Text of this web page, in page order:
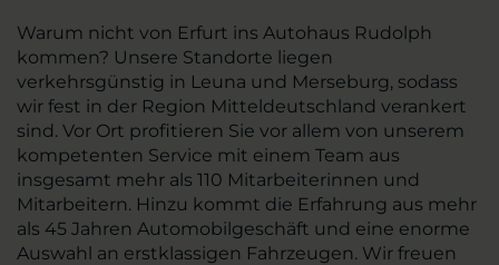
Warum nicht von Erfurt ins Autohaus Rudolph
kommen? Unsere Standorte liegen
verkehrsgünstig in Leuna und Merseburg, sodass
wir fest in der Region Mitteldeutschland verankert
sind. Vor Ort profitieren Sie vor allem von unserem
kompetenten Service mit einem Team aus
insgesamt mehr als 110 Mitarbeiterinnen und
Mitarbeitern. Hinzu kommt die Erfahrung aus mehr
als 45 Jahren Automobilgeschäft und eine enorme
Auswahl an erstklassigen Fahrzeugen. Wir freuen